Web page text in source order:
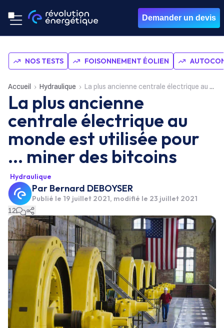
Demander un devis
NOS TESTS FOISONNEMENT ÉOLIEN
Accueil Hydraulique La plus ancienne centrale électrique au monde est utilisée pour ... miner des bitcoins
La plus ancienne
centrale électrique au
monde est utilisée pour
... miner des bitcoins
Hydraulique
Par Bernard DEBOYSER
Publié le 19 juillet 2021, modifié le 23 juillet 2021
12